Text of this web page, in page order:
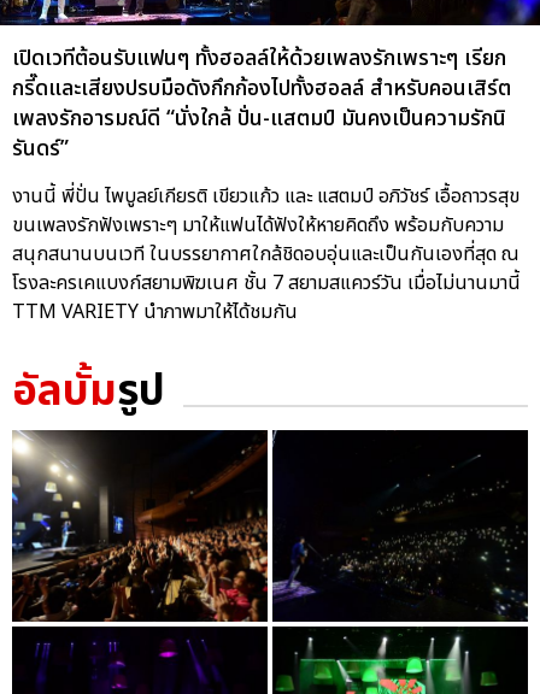
เปิดเวทีต้อนรับแฟนๆ ทั้งฮอลล์ให้ด้วยเพลงรักเพราะๆ เรียก
กรี๊ดและเสียงปรบมือดังกึกก้องไปทั้งฮอลล์ สำหรับคอนเสิร์ต
เพลงรักอารมณ์ดี “นั่งใกล้ ปั่น-แสตมป์ มันคงเป็นความรักนิ
รันดร์”
งานนี้ พี่ปั่น ไพบูลย์เกียรติ เขียวแก้ว และ แสตมป์ อภิวัชร์ เอื้อถาวรสุข
ขนเพลงรักฟังเพราะๆ มาให้แฟนได้ฟังให้หายคิดถึง พร้อมกับความ
สนุกสนานบนเวที ในบรรยากาศใกล้ชิดอบอุ่นและเป็นกันเองที่สุด ณ
โรงละครเคแบงก์สยามพิฆเนศ ชั้น 7 สยามสแควร์วัน เมื่อไม่นานมานี้
TTM VARIETY นำภาพมาให้ได้ชมกัน
อัลบั้มรูป